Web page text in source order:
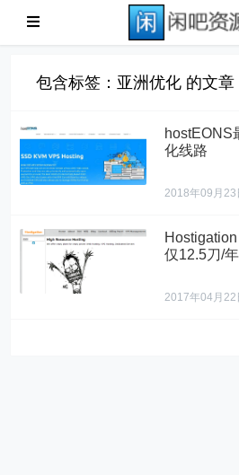
包含标签：亚洲优化 的文章
hostEONS
化线路
2018年09月23
仅12.5刀/
2017年04月22